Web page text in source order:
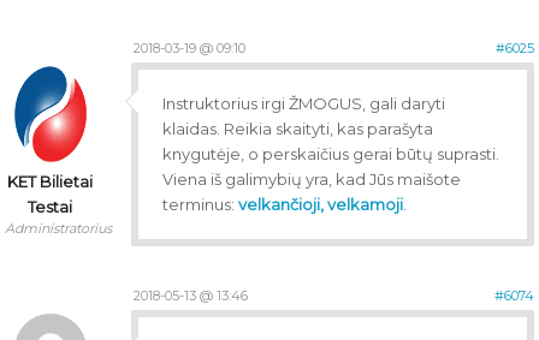
2018-03-19 @ 09:10 #6025
KET Bilietai
Testai
Administratorius
Instruktorius irgi ŽMOGUS, gali daryti
klaidas. Reikia skaityti, kas parašyta
knygutėje, o perskaičius gerai būtų suprasti.
Viena iš galimybių yra, kad Jūs maišote
terminus:velkančioji, velkamoji.
2018-05-13 @ 13:46 #6074